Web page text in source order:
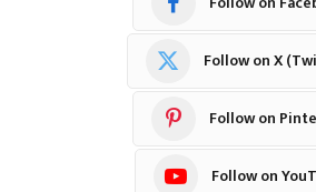
Follow on X
Follow on
Follow on